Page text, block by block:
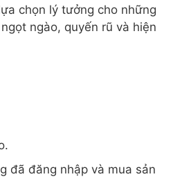
chọn lý tưởng cho những
ngào, quyến rũ và hiện
đã đăng nhập và mua sản